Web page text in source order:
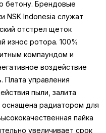
бетону. Брендовые
NSK Indonesia служат
отстрел щеток
износ ротора. 100%
компаундом и
воздействие
Плата управления
пыли, залита
радиатором для
пайка
увеличивает срок